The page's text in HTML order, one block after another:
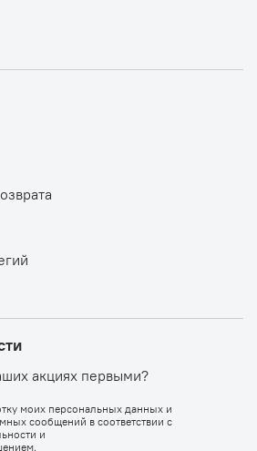
акциях первыми?
моих персональных данных и
сообщений в соответствии с
и
.